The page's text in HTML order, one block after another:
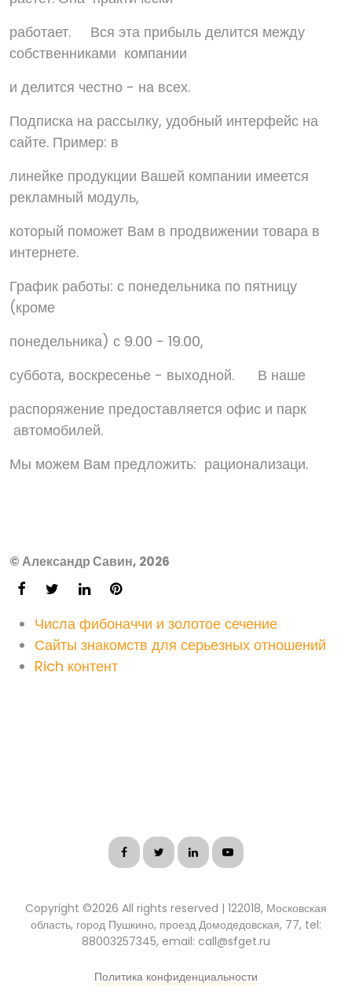
работает. Вся эта прибыль делится между
собственниками компании
и делится честно - на всех.
Подписка на рассылку, удобный интерфейс на
сайте. Пример: в
линейке продукции Вашей компании имеется
рекламный модуль,
который поможет Вам в продвижении товара в
интернете.
График работы: с понедельника по пятницу
(кроме
понедельника) с 9.00 - 19.00,
суббота, воскресенье - выходной. В наше
распоряжение предоставляется офис и парк
автомобилей.
Мы можем Вам предложить: рационализаци.
© Александр Савин, 2026
Числа фибоначчи и золотое сечение
Сайты знакомств для серьезных отношений
Rich контент
Copyright ©2026 All rights reserved | 122018, Московская
область, город Пушкино, проезд Домодедовская, 77, tel:
88003257345, email: call@sfget.ru
Политика конфиденциальности